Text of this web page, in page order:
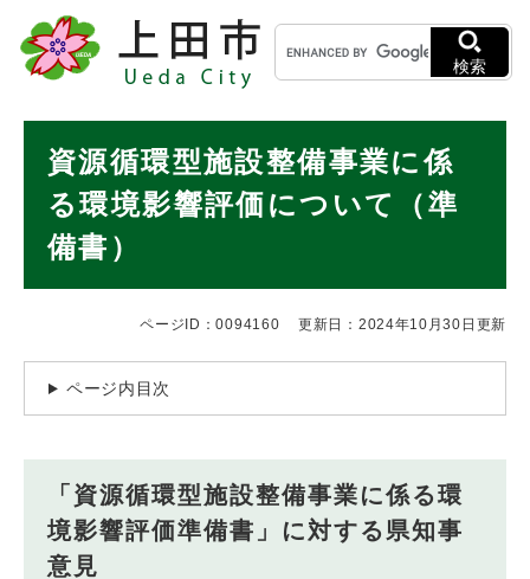
メニューを飛ばして本文へ
キ
ー
ワ
検
検索
資源循環型施設整備事業に係
る環境影響評価について（準
備書）
ページID：0094160 更新日：2024年10月30日更新
ページ内目次
「資源循環型施設整備事業に係る環
境影響評価準備書」に対する県知事
意見